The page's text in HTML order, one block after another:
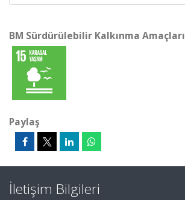
BM Sürdürülebilir Kalkınma Amaçları
Paylaş
İletişim Bilgileri